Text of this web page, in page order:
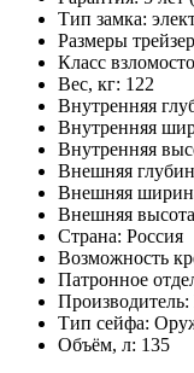
Тип замка:
Размеры
Класс
Вес, кг: 122
Внутренняя
Внутренняя
Внутренняя
Внешняя
Внешняя
Внешняя
Страна: Россия
Возможность
Патронное
Производитель:
Тип сейфа:
Объём, л: 135